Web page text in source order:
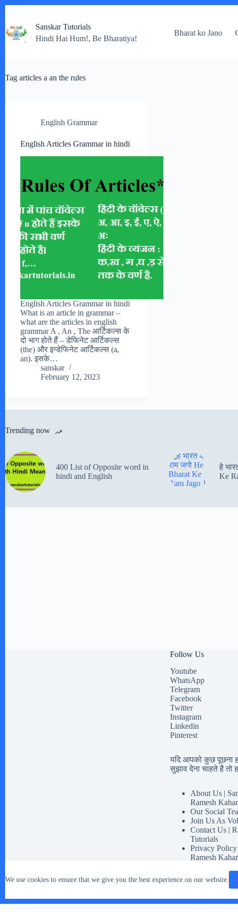
content
We use cookies to ensure that we give you the best experience on our website.
Sanskar Tutorials
Hindi Hai Hum!, Be Bharatiya!
Bharat ko Jano
Tag articles a an the rules
English Grammar
English Articles Grammar in hindi
English Articles Grammar in hindi
What is an article in grammar –
what are the articles in english
grammar A , An , The आर्टिकल्स के
दो भाग होते हैं – डेफिनेट आर्टिकल्स
(the) और इन्डेफिनेट आर्टिकल्स (a,
an). इसके…
sanskar
February 12, 2023
Trending now
400 List of Opposite word in
hindi and English
हे
Ke
Follow Us
Youtube
WhatsApp
Telegram
Facebook
Twitter
Instagram
Linkedin
Pinterest
यदि आपको कुछ पूछना
सुझाव देना चाहते है
About Us |
Ramesh Kahar
Our Social
Join Us As
Contact Us |
Tutorials
Privacy Policy
Ramesh Kahar
Our Social
Terms And